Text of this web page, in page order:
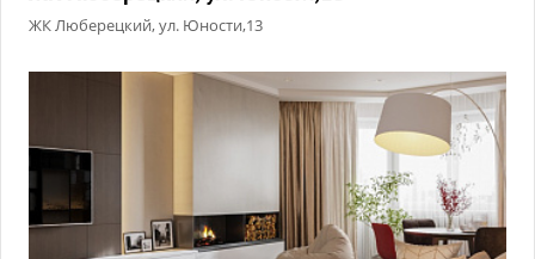
ЖК Люберецкий, ул. Юности,13